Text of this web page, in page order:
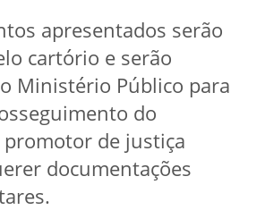
apresentados serão
cartório e serão
Ministério Público para
do
promotor de justiça
documentações